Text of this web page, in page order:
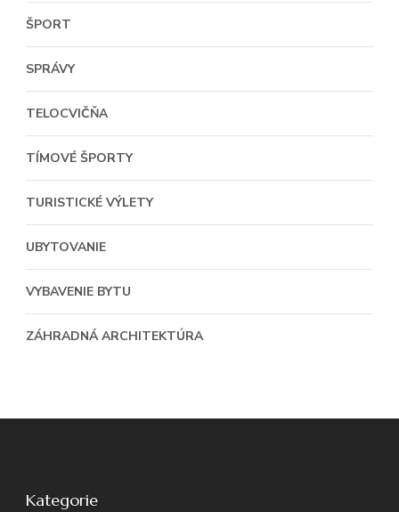
ŠPORT
SPRÁVY
TELOCVIČŇA
TÍMOVÉ ŠPORTY
TURISTICKÉ VÝLETY
UBYTOVANIE
VYBAVENIE BYTU
ZÁHRADNÁ ARCHITEKTÚRA
Kategorie